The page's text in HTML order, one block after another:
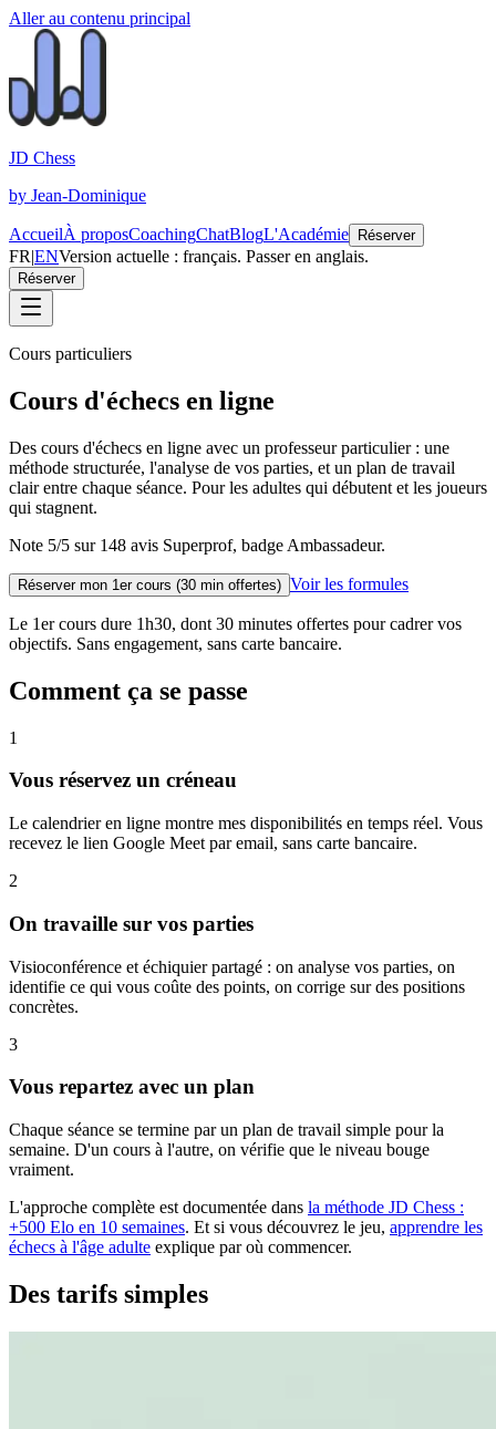
Aller au contenu principal
JD Chess
by Jean-Dominique
AccueilÀ proposCoachingChatBlogL'Académie Réserver
FR|ENVersion actuelle : français. Passer en anglais.
Réserver
Cours particuliers
Cours d'échecs en ligne
Des cours d'échecs en ligne avec un professeur particulier : une
méthode structurée, l'analyse de vos parties, et un plan de travail
clair entre chaque séance. Pour les adultes qui débutent et les joueurs
qui stagnent.
Note 5/5 sur 148 avis Superprof, badge Ambassadeur.
Réserver mon 1er cours (30 min offertes) Voir les formules
Le 1er cours dure 1h30, dont 30 minutes offertes pour cadrer vos
objectifs. Sans engagement, sans carte bancaire.
Comment ça se passe
1
Vous réservez un créneau
Le calendrier en ligne montre mes disponibilités en temps réel. Vous
recevez le lien Google Meet par email, sans carte bancaire.
2
On travaille sur vos parties
Visioconférence et échiquier partagé : on analyse vos parties, on
identifie ce qui vous coûte des points, on corrige sur des positions
concrètes.
3
Vous repartez avec un plan
Chaque séance se termine par un plan de travail simple pour la
semaine. D'un cours à l'autre, on vérifie que le niveau bouge
vraiment.
L'approche complète est documentée dans la méthode JD Chess :
+500 Elo en 10 semaines. Et si vous découvrez le jeu, apprendre les
échecs à l'âge adulte explique par où commencer.
Des tarifs simples